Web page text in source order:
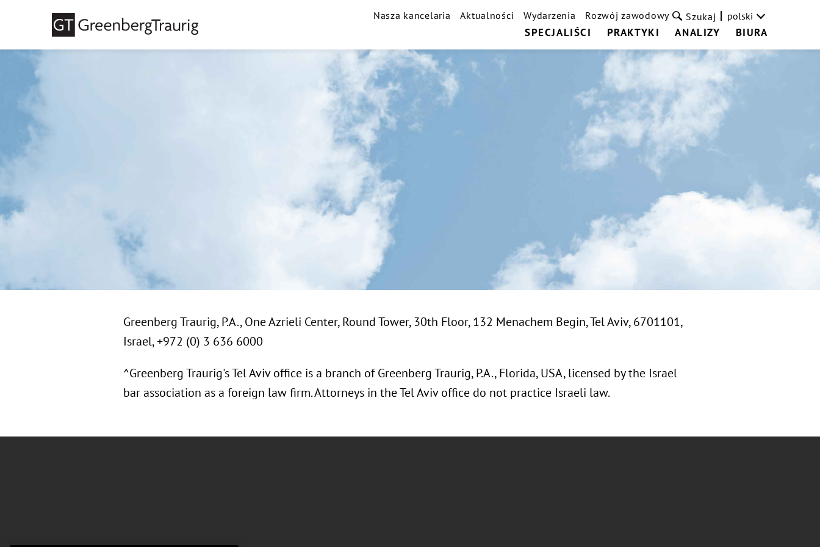
SPECJALIŚCI PRAKTYKI ANALIZY BIURA
Nasza kancelaria Aktualności Wydarzenia Rozwój zawodowy Szukaj polski
Greenberg Traurig, P.A., One Azrieli Center, Round Tower, 30th Floor, 132 Menachem Begin, Tel Aviv, 6701101,
Israel, +972 (0) 3 636 6000
^Greenberg Traurig's Tel Aviv office is a branch of Greenberg Traurig, P.A., Florida, USA, licensed by the Israel
bar association as a foreign law firm. Attorneys in the Tel Aviv office do not practice Israeli law.